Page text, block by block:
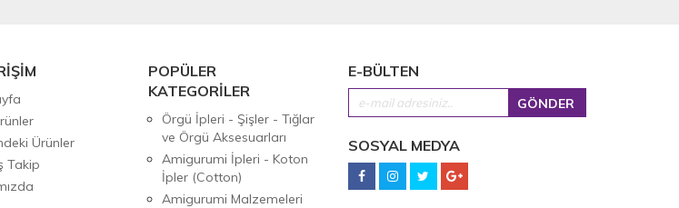
Ürünler
Takip
POPÜLER
KATEGORİLER
Örgü İpleri - Şişler - Tığlar
ve Örgü Aksesuarları
Amigurumi İpleri - Koton
İpler (Cotton)
Amigurumi Malzemeleri
E-BÜLTEN
SOSYAL MEDYA